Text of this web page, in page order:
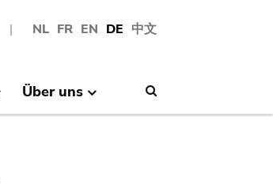
NL FR EN DE 中文
Über uns